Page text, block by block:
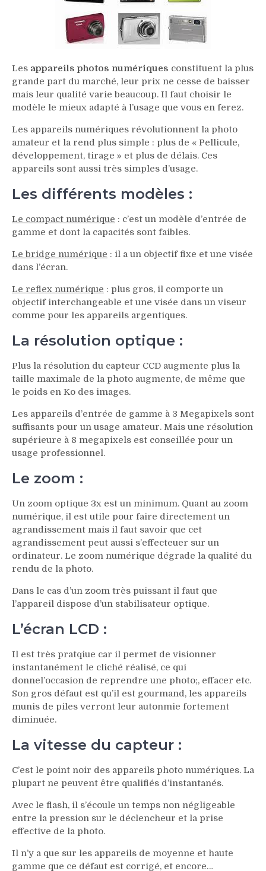
Les appareils photos numériques constituent la plus
grande part du marché, leur prix ne cesse de baisser
mais leur qualité varie beaucoup. Il faut choisir le
modèle le mieux adapté à l’usage que vous en ferez.
Les appareils numériques révolutionnent la photo
amateur et la rend plus simple : plus de « Pellicule,
développement, tirage » et plus de délais. Ces
appareils sont aussi très simples d’usage.
Les différents modèles :
Le compact numérique : c’est un modèle d’entrée de
gamme et dont la capacités sont faibles.
Le bridge numérique : il a un objectif fixe et une visée
dans l’écran.
Le reflex numérique : plus gros, il comporte un
objectif interchangeable et une visée dans un viseur
comme pour les appareils argentiques.
La résolution optique :
Plus la résolution du capteur CCD augmente plus la
taille maximale de la photo augmente, de même que
le poids en Ko des images.
Les appareils d’entrée de gamme à 3 Megapixels sont
suffisants pour un usage amateur. Mais une résolution
supérieure à 8 megapixels est conseillée pour un
usage professionnel.
Le zoom :
Un zoom optique 3x est un minimum. Quant au zoom
numérique, il est utile pour faire directement un
agrandissement mais il faut savoir que cet
agrandissement peut aussi s’effecteuer sur un
ordinateur. Le zoom numérique dégrade la qualité du
rendu de la photo.
Dans le cas d’un zoom très puissant il faut que
l’appareil dispose d’un stabilisateur optique.
L’écran LCD :
Il est très pratqiue car il permet de visionner
instantanément le cliché réalisé, ce qui
donnel’occasion de reprendre une photo;, effacer etc.
Son gros défaut est qu’il est gourmand, les appareils
munis de piles verront leur autonmie fortement
diminuée.
La vitesse du capteur :
C’est le point noir des appareils photo numériques. La
plupart ne peuvent être qualifiés d’instantanés.
Avec le flash, il s’écoule un temps non négligeable
entre la pression sur le déclencheur et la prise
effective de la photo.
Il n’y a que sur les appareils de moyenne et haute
gamme que ce défaut est corrigé, et encore…